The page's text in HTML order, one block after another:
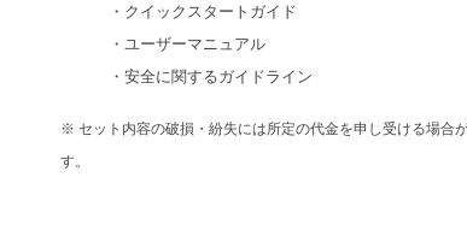
・クイックスタートガイド
・ユーザーマニュアル
・安全に関するガイドライン
※ セット内容の破損・紛失には所定の代金を申し受ける場合
す。